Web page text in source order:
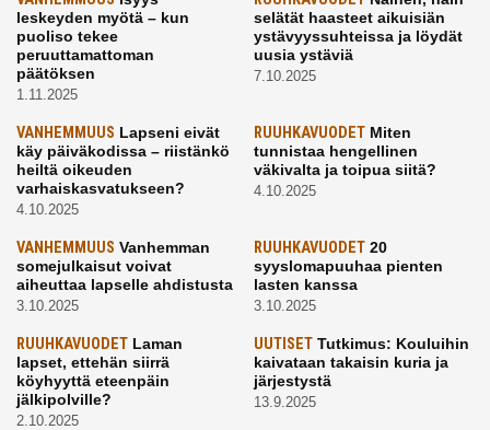
leskeyden myötä – kun
puoliso tekee
peruuttamattoman
päätöksen
1.11.2025
selätät haasteet aikuisiän
ystävyyssuhteissa ja löydät
uusia ystäviä
7.10.2025
VANHEMMUUS Lapseni eivät
käy päiväkodissa – riistänkö
heiltä oikeuden
varhaiskasvatukseen?
4.10.2025
RUUHKAVUODETMiten
tunnistaa hengellinen
väkivalta ja toipua siitä?
4.10.2025
VANHEMMUUS Vanhemman
somejulkaisut voivat
aiheuttaa lapselle ahdistusta
3.10.2025
RUUHKAVUODET20
syyslomapuuhaa pienten
lasten kanssa
3.10.2025
RUUHKAVUODET Laman
lapset, ettehän siirrä
köyhyyttä eteenpäin
jälkipolville?
2.10.2025
UUTISETTutkimus: Kouluihin
kaivataan takaisin kuria ja
järjestystä
13.9.2025